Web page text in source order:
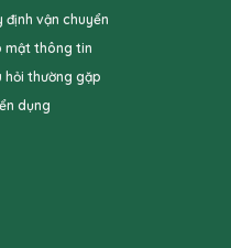
định vận chuyển
mật thông tin
hỏi thường gặp
dụng